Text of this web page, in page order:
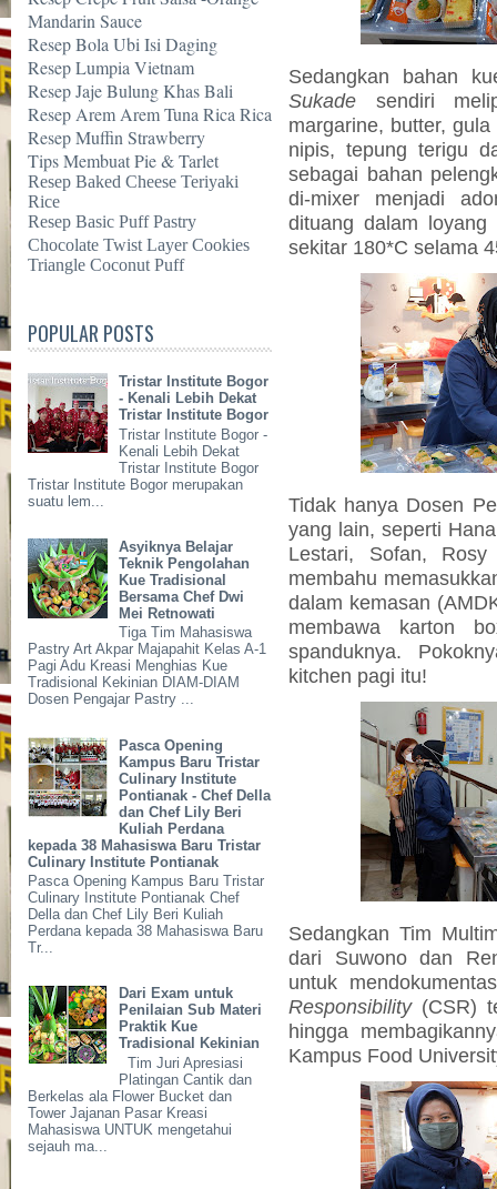
Mandarin Sauce
Resep Bola Ubi Isi Daging
Resep Lumpia Vietnam
Resep Jaje Bulung Khas Bali
Resep Arem Arem Tuna Rica Rica
Resep Muffin Strawberry
Tips Membuat Pie & Tarlet
Resep Baked Cheese Teriyaki
Rice
Resep Basic Puff Pastry
Chocolate Twist Layer Cookies
Triangle Coconut Puff
POPULAR POSTS
Tristar Institute Bogor
- Kenali Lebih Dekat
Tristar Institute Bogor
Tristar Institute Bogor -
Kenali Lebih Dekat
Tristar Institute Bogor
Tristar Institute Bogor merupakan
suatu lem...
Asyiknya Belajar
Teknik Pengolahan
Kue Tradisional
Bersama Chef Dwi
Mei Retnowati
Tiga Tim Mahasiswa
Pastry Art Akpar Majapahit Kelas A-1
Pagi Adu Kreasi Menghias Kue
Tradisional Kekinian DIAM-DIAM
Dosen Pengajar Pastry ...
Pasca Opening
Kampus Baru Tristar
Culinary Institute
Pontianak - Chef Della
dan Chef Lily Beri
Kuliah Perdana
kepada 38 Mahasiswa Baru Tristar
Culinary Institute Pontianak
Pasca Opening Kampus Baru Tristar
Culinary Institute Pontianak Chef
Della dan Chef Lily Beri Kuliah
Perdana kepada 38 Mahasiswa Baru
Tr...
Dari Exam untuk
Penilaian Sub Materi
Praktik Kue
Tradisional Kekinian
Tim Juri Apresiasi
Platingan Cantik dan
Berkelas ala Flower Bucket dan
Tower Jajanan Pasar Kreasi
Mahasiswa UNTUK mengetahui
sejauh ma...
Sedangkan bahan
Sukade sendiri
margarine, butter,
nipis, tepung terigu
sebagai bahan
di-mixer menjadi
dituang dalam
sekitar 180*C selama
Tidak hanya Dosen
yang lain, seperti
Lestari, Sofan,
membahu
dalam kemasan
membawa karton
spanduknya.
kitchen pagi itu!
Sedangkan Tim
dari Suwono dan
untuk
Responsibility(CSR)
hingga
Kampus Food